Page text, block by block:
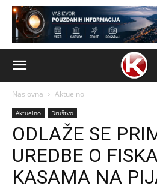
Naslovna Aktuelno
Aktuelno Društvo
ODLAŽE SE
UREDBE O
KASAMA NA